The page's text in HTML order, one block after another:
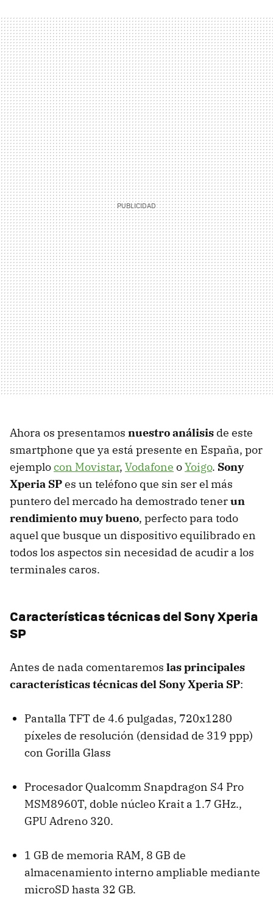
Ahora os presentamos nuestro análisis de este
smartphone que ya está presente en España, por
ejemplocon Movistar, Vodafone oYoigo. Sony
Xperia SPes un teléfono que sin ser el más
puntero del mercado ha demostrado tenerun
rendimiento muy bueno, perfecto para todo
aquel que busque un dispositivo equilibrado en
todos los aspectos sin necesidad de acudir a los
terminales caros.
Características técnicas del Sony Xperia
SP
Antes de nada comentaremos las principales
características técnicas del Sony Xperia SP:
Pantalla TFT de 4.6 pulgadas, 720x1280
píxeles de resolución (densidad de 319 ppp)
con Gorilla Glass
Procesador Qualcomm Snapdragon S4 Pro
MSM8960T, doble núcleo Krait a 1.7 GHz.,
GPU Adreno 320.
1 GB de memoria RAM, 8 GB de
almacenamiento interno ampliable mediante
microSD hasta 32 GB.